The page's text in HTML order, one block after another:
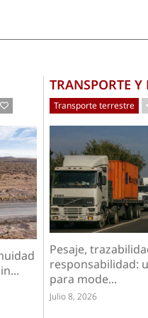
TRANSPORTE
Transporte terrestre
Pesaje,
responsabilidad:
para mode...
Julio 8, 2026